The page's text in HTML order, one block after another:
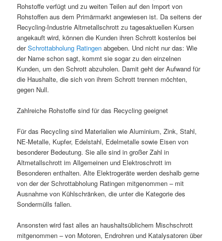
Rohstoffe verfügt und zu weiten Teilen auf den Import von
Rohstoffen aus dem Primärmarkt angewiesen ist. Da seitens der
Recycling-Industrie Altmetallschrott zu tagesaktuellen Kursen
angekauft wird, können die Kunden ihren Schrott kostenlos bei
derSchrottabholung Ratingen abgeben. Und nicht nur das: Wie
der Name schon sagt, kommt sie sogar zu den einzelnen
Kunden, um den Schrott abzuholen. Damit geht der Aufwand für
die Haushalte, die sich von ihrem Schrott trennen möchten,
gegen Null.
Zahlreiche Rohstoffe sind für das Recycling geeignet
Für das Recycling sind Materialien wie Aluminium, Zink, Stahl,
NE-Metalle, Kupfer, Edelstahl, Edelmetalle sowie Eisen von
besonderer Bedeutung. Sie alle sind in großer Zahl in
Altmetallschrott im Allgemeinen und Elektroschrott im
Besonderen enthalten. Alte Elektrogeräte werden deshalb gerne
von der der Schrottabholung Ratingen mitgenommen – mit
Ausnahme von Kühlschränken, die unter die Kategorie des
Sondermülls fallen.
Ansonsten wird fast alles an haushaltsüblichem Mischschrott
mitgenommen – von Motoren, Endrohren und Katalysatoren über